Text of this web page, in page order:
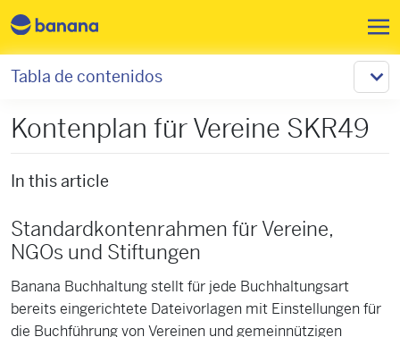
Kontenplan für Vereine SKR49
In this article
Standardkontenrahmen für Vereine,
NGOs und Stiftungen
Banana Buchhaltung stellt für jede Buchhaltungsart
bereits eingerichtete Dateivorlagen mit Einstellungen für
die Buchführung von Vereinen und gemeinnützigen
Tabla de contenidos